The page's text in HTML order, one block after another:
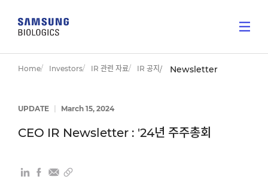
Home Investors IR 관련 자료 IR 공지 Newsletter
UPDATE March 15, 2024
CEO IR Newsletter : '24년 주주총회